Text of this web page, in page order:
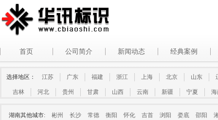
首页 公司简介 新闻动态 经典案例
选择地区： 江苏 广东 福建 浙江 上海 北京 山东
吉林 河北 贵州 甘肃 山西 云南 新疆 宁夏
湖南其他城市: 彬州 长沙 常德 衡阳 怀化 吉首 浏阳 娄底 邵阳